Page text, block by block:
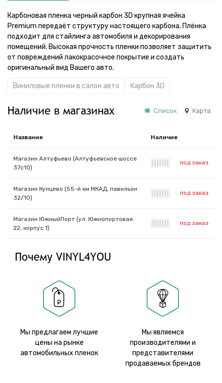
Карбоновая пленка черный карбон 3D крупная ячейка
Premium передаёт структуру настоящего карбона. Плёнка
подходит для стайлинга автомобиля и декорирования
помещений. Высокая прочность пленки позволяет защитить
от повреждений лакокрасочное покрытие и создать
оригинальный вид Вашего авто.
Виниловые пленки в салон авто Карбон 3D
Наличие в магазинах Список Карта
Название Наличие
Магазин Алтуфьево (Алтуфьевское шоссе
37с10)
под заказ
Магазин Кунцево (55-й км МКАД, павильон
32/10)
под заказ
Магазин ЮжныйПорт (ул. Южнопортовая
22, корпус 1)
под заказ
Почему VINYL4YOU
Мы предлагаем лучшие
цены на рынке
автомобильных пленок
Мы являемся
производителями и
представителями
продаваемых брендов